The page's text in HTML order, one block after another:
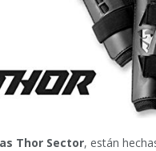
Thor Sector, están